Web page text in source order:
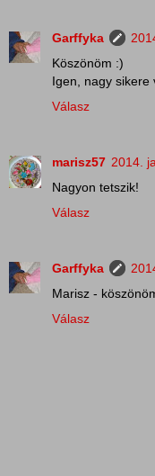
Garffyka
Köszönöm :)
Igen, nagy sikere
Válasz
marisz57 2014.
Nagyon tetszik!
Válasz
Garffyka
Marisz -
Válasz